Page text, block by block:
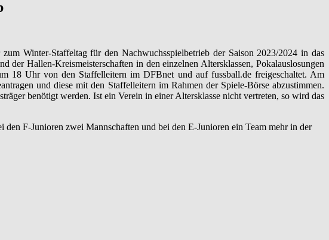
Winter-Staffeltag für den Nachwuchsspielbetrieb der Saison 2023/2024 in das
der Hallen-Kreismeisterschaften in den einzelnen Altersklassen, Pokalauslosungen
18 Uhr von den Staffelleitern im DFBnet und auf fussball.de freigeschaltet. Am
und diese mit den Staffelleitern im Rahmen der Spiele-Börse abzustimmen.
benötigt werden. Ist ein Verein in einer Altersklasse nicht vertreten, so wird das
F-Junioren zwei Mannschaften und bei den E-Junioren ein Team mehr in der